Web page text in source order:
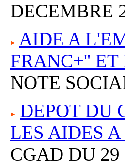
DECEMBRE
AIDE A
FRANC+''
NOTE
DEPOT DU
LES AIDES
CGAD DU 29